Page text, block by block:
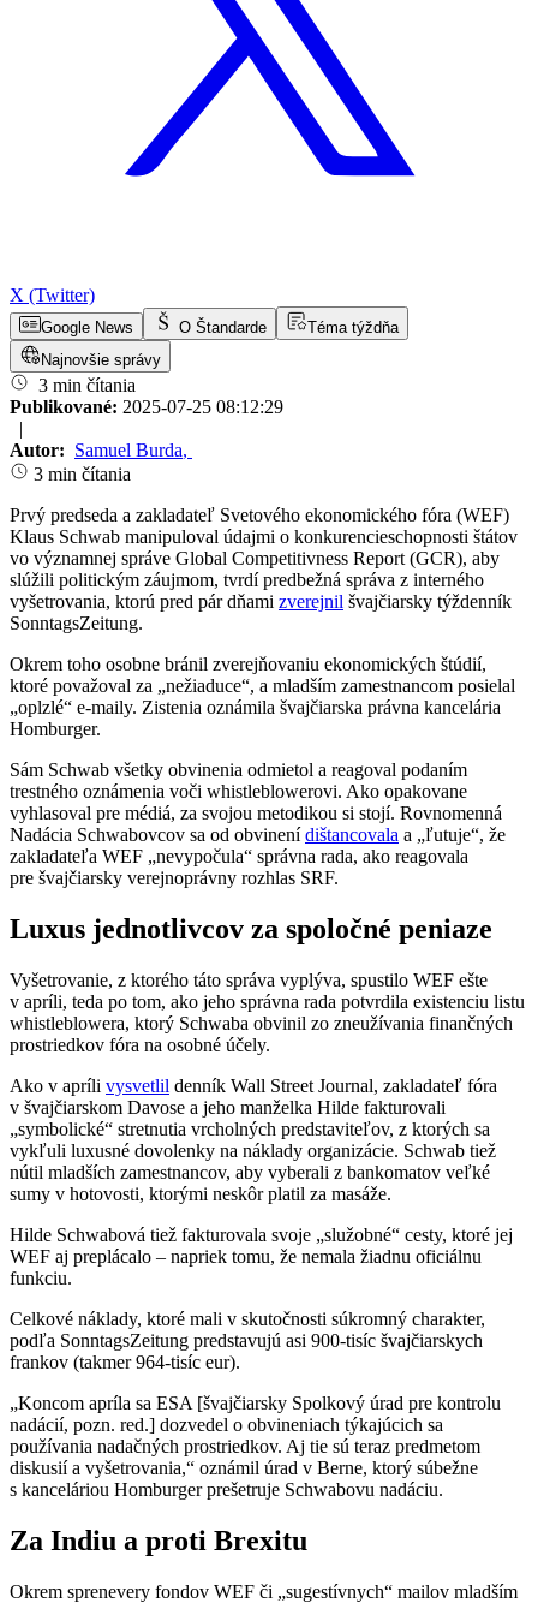
X (Twitter)
Google News O Štandarde
Téma týždňa
Najnovšie správy
3 min čítania
Publikované: 2025-07-25 08:12:29
|
Autor: Samuel Burda,
3 min čítania
Prvý predseda a zakladateľ Svetového ekonomického fóra (WEF)
Klaus Schwab manipuloval údajmi o konkurencieschopnosti štátov
vo významnej správe Global Competitivness Report (GCR), aby
slúžili politickým záujmom, tvrdí predbežná správa z interného
vyšetrovania, ktorú pred pár dňami zverejnil švajčiarsky týždenník
SonntagsZeitung.
Okrem toho osobne bránil zverejňovaniu ekonomických štúdií,
ktoré považoval za „nežiaduce“, a mladším zamestnancom posielal
„oplzlé“ e-maily. Zistenia oznámila švajčiarska právna kancelária
Homburger.
Sám Schwab všetky obvinenia odmietol a reagoval podaním
trestného oznámenia voči whistleblowerovi. Ako opakovane
vyhlasoval pre médiá, za svojou metodikou si stojí. Rovnomenná
Nadácia Schwabovcov sa od obvinenídištancovala a „ľutuje“, že
zakladateľa WEF „nevypočula“ správna rada, ako reagovala
pre švajčiarsky verejnoprávny rozhlas SRF.
Luxus jednotlivcov za spoločné peniaze
Vyšetrovanie, z ktorého táto správa vyplýva, spustilo WEF ešte
v apríli, teda po tom, ako jeho správna rada potvrdila existenciu listu
whistleblowera, ktorý Schwaba obvinil zo zneužívania finančných
prostriedkov fóra na osobné účely.
Ako v apríli vysvetlil denník Wall Street Journal, zakladateľ fóra
v švajčiarskom Davose a jeho manželka Hilde fakturovali
„symbolické“ stretnutia vrcholných predstaviteľov, z ktorých sa
vykľuli luxusné dovolenky na náklady organizácie. Schwab tiež
nútil mladších zamestnancov, aby vyberali z bankomatov veľké
sumy v hotovosti, ktorými neskôr platil za masáže.
Hilde Schwabová tiež fakturovala svoje „služobné“ cesty, ktoré jej
WEF aj preplácalo – napriek tomu, že nemala žiadnu oficiálnu
funkciu.
Celkové náklady, ktoré mali v skutočnosti súkromný charakter,
podľa SonntagsZeitung predstavujú asi 900-tisíc švajčiarskych
frankov (takmer 964-tisíc eur).
„Koncom apríla sa ESA [švajčiarsky Spolkový úrad pre kontrolu
nadácií, pozn. red.] dozvedel o obvineniach týkajúcich sa
používania nadačných prostriedkov. Aj tie sú teraz predmetom
diskusií a vyšetrovania,“ oznámil úrad v Berne, ktorý súbežne
s kanceláriou Homburger prešetruje Schwabovu nadáciu.
Za Indiu a proti Brexitu
Okrem sprenevery fondov WEF či „sugestívnych“ mailov mladším